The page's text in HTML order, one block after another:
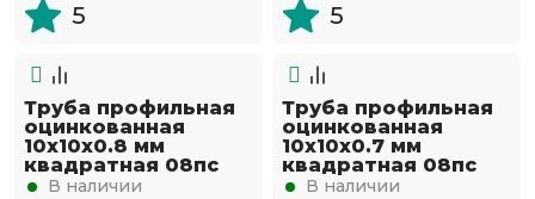
5 5
Труба профильная
оцинкованная
10х10х0.8 мм
квадратная 08пс
В наличии
Труба профильная
оцинкованная
10х10х0.7 мм
квадратная 08пс
В наличии